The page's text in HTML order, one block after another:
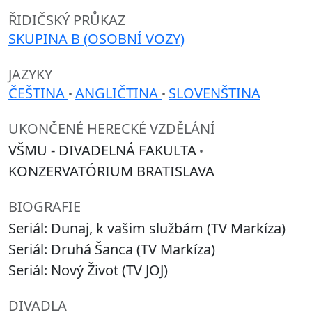
ŘIDIČSKÝ PRŮKAZ
SKUPINA B (OSOBNÍ VOZY)
JAZYKY
ČEŠTINA • ANGLIČTINA • SLOVENŠTINA
UKONČENÉ HERECKÉ VZDĚLÁNÍ
VŠMU - DIVADELNÁ FAKULTA •
KONZERVATÓRIUM BRATISLAVA
BIOGRAFIE
Seriál: Dunaj, k vašim službám (TV Markíza)
Seriál: Druhá Šanca (TV Markíza)
Seriál: Nový Život (TV JOJ)
DIVADLA